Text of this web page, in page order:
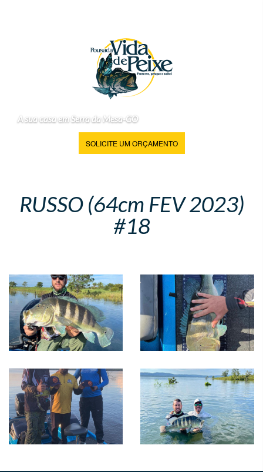
A sua casa em Serra da Mesa-GO
SOLICITE UM ORÇAMENTO
RUSSO (64cm FEV 2023)
#18